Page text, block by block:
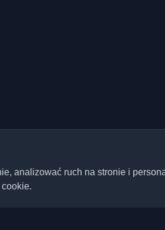
analizować ruch na stronie i